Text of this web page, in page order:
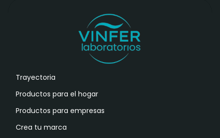
Trayectoria
Productos para el hogar
Productos para empresas
Crea tu marca